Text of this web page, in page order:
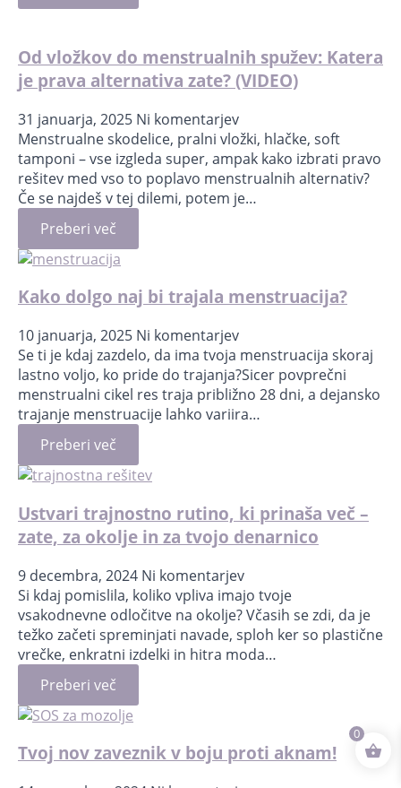
Od vložkov do menstrualnih spužev: Katera
je prava alternativa zate? (VIDEO)
31 januarja, 2025 Ni komentarjev
Menstrualne skodelice, pralni vložki, hlačke, soft
tamponi – vse izgleda super, ampak kako izbrati pravo
rešitev med vso to poplavo menstrualnih alternativ?
Če se najdeš v tej dilemi, potem je…
Preberi več
Kako dolgo naj bi trajala menstruacija?
10 januarja, 2025 Ni komentarjev
Se ti je kdaj zazdelo, da ima tvoja menstruacija skoraj
lastno voljo, ko pride do trajanja?Sicer povprečni
menstrualni cikel res traja približno 28 dni, a dejansko
trajanje menstruacije lahko variira…
Preberi več
Ustvari trajnostno rutino, ki prinaša več –
zate, za okolje in za tvojo denarnico
9 decembra, 2024 Ni komentarjev
Si kdaj pomislila, koliko vpliva imajo tvoje
vsakodnevne odločitve na okolje? Včasih se zdi, da je
težko začeti spreminjati navade, sploh ker so plastične
vrečke, enkratni izdelki in hitra moda…
Preberi več
Tvoj nov zaveznik v boju proti aknam!
0